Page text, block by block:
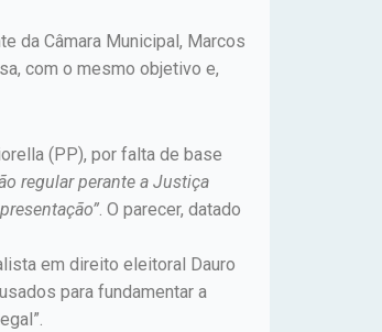
da Câmara Municipal, Marcos
com o mesmo objetivo e,
(PP), por falta de base
regular perante a Justiça
. O parecer, datado
em direito eleitoral Dauro
para fundamentar a